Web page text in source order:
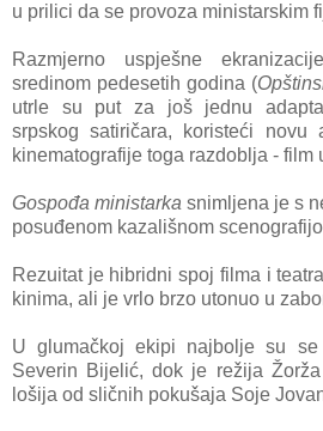
u prilici da se provoza ministarskim
Razmjerno uspješne
sredinom pedesetih godina (
utrle su put za još jednu
srpskog satiričara, koristeći novu
kinematografije toga razdoblja - film
Gospođa ministarka snimljena je s
posuđenom kazališnom
Rezuitat je hibridni spoj filma i
kinima, ali je vrlo brzo utonuo u
U glumačkoj ekipi najbolje su
Severin Bijelić, dok je režija
lošija od sličnih pokušaja Soje